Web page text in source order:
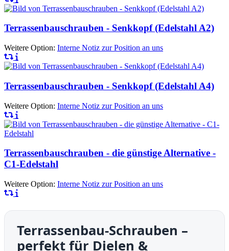
Terrassenbauschrauben - Senkkopf (Edelstahl A2)
Weitere Option: Interne Notiz zur Position an uns
Terrassenbauschrauben - Senkkopf (Edelstahl A4)
Weitere Option: Interne Notiz zur Position an uns
Terrassenbauschrauben - die günstige Alternative -
C1-Edelstahl
Weitere Option: Interne Notiz zur Position an uns
Terrassenbau-Schrauben –
perfekt für Dielen &